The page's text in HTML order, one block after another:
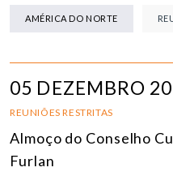
AMÉRICA DO NORTE
05 DEZEMBRO
REUNIÕES RESTRITAS
Almoço do Conselho
Furlan